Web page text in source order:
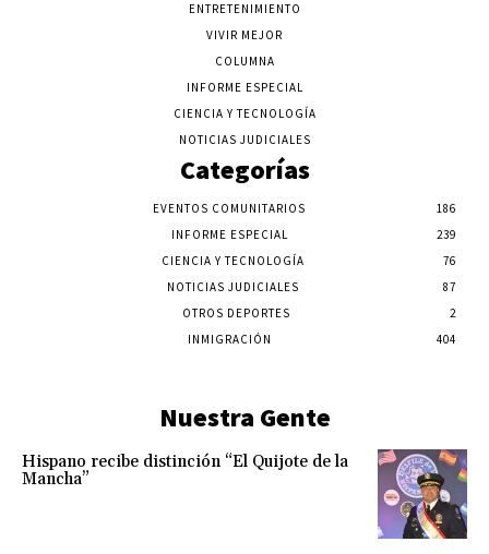
ENTRETENIMIENTO
VIVIR MEJOR
COLUMNA
INFORME ESPECIAL
CIENCIA Y TECNOLOGÍA
NOTICIAS JUDICIALES
Categorías
EVENTOS COMUNITARIOS
186
INFORME ESPECIAL
239
CIENCIA Y TECNOLOGÍA
76
NOTICIAS JUDICIALES
87
OTROS DEPORTES
2
INMIGRACIÓN
404
Nuestra Gente
Hispano recibe distinción “El Quijote de la
Mancha”